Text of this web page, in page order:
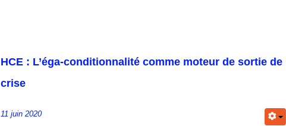
HCE : L’éga-conditionnalité comme moteur de sortie de
crise
11 juin 2020